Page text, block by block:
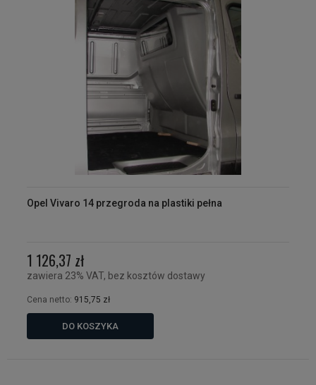
Opel Vivaro 14 przegroda na plastiki pełna
1 126,37 zł
zawiera 23% VAT, bez kosztów dostawy
Cena netto: 915,75 zł
DO KOSZYKA